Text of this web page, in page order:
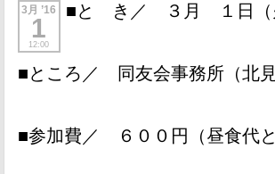
3月 ’16
1
12:00
■と き／ ３月 １日（
■ところ／ 同友会事務所（北
■参加費／ ６００円（昼食代と